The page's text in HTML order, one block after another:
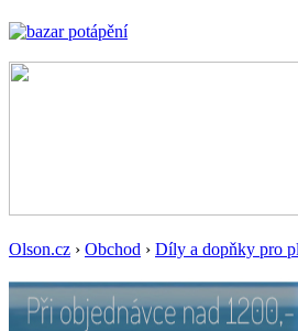
Olson.cz › Obchod › Díly a dopňky pro